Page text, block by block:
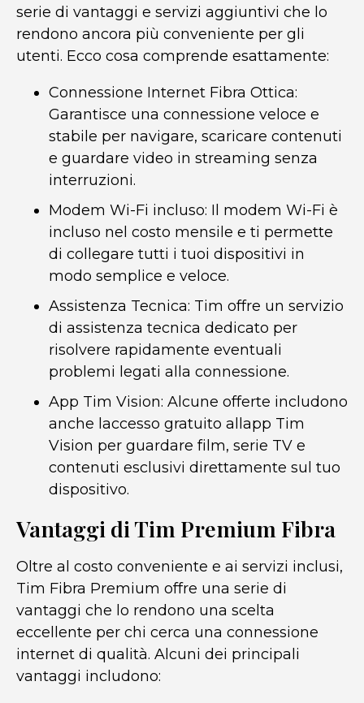
serie di vantaggi e servizi aggiuntivi che lo
rendono ancora più conveniente per gli
utenti. Ecco cosa comprende esattamente:
Connessione Internet Fibra Ottica:
Garantisce una connessione veloce e
stabile per navigare, scaricare contenuti
e guardare video in streaming senza
interruzioni.
Modem Wi-Fi incluso: Il modem Wi-Fi è
incluso nel costo mensile e ti permette
di collegare tutti i tuoi dispositivi in
modo semplice e veloce.
Assistenza Tecnica: Tim offre un servizio
di assistenza tecnica dedicato per
risolvere rapidamente eventuali
problemi legati alla connessione.
App Tim Vision: Alcune offerte includono
anche laccesso gratuito allapp Tim
Vision per guardare film, serie TV e
contenuti esclusivi direttamente sul tuo
dispositivo.
Vantaggi di Tim Premium Fibra
Oltre al costo conveniente e ai servizi inclusi,
Tim Fibra Premium offre una serie di
vantaggi che lo rendono una scelta
eccellente per chi cerca una connessione
internet di qualità. Alcuni dei principali
vantaggi includono: